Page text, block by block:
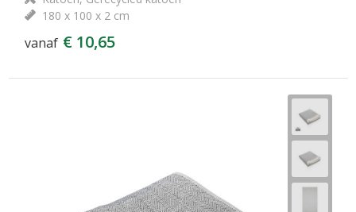
180 x 100 x 2 cm
vanaf € 10,65